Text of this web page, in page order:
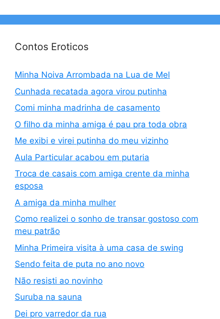
Contos Eroticos
Minha Noiva Arrombada na Lua de Mel
Cunhada recatada agora virou putinha
Comi minha madrinha de casamento
O filho da minha amiga é pau pra toda obra
Me exibi e virei putinha do meu vizinho
Aula Particular acabou em putaria
Troca de casais com amiga crente da minha
esposa
A amiga da minha mulher
Como realizei o sonho de transar gostoso com
meu patrão
Minha Primeira visita à uma casa de swing
Sendo feita de puta no ano novo
Não resisti ao novinho
Suruba na sauna
Dei pro varredor da rua